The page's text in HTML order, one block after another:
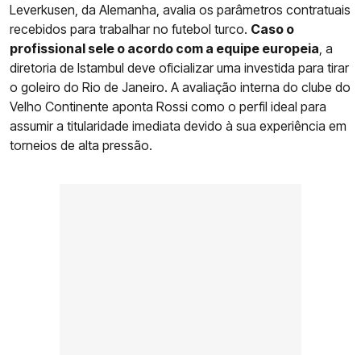
Leverkusen, da Alemanha, avalia os parâmetros contratuais
recebidos para trabalhar no futebol turco. Caso o
profissional sele o acordo com a equipe europeia, a
diretoria de Istambul deve oficializar uma investida para tirar
o goleiro do Rio de Janeiro. A avaliação interna do clube do
Velho Continente aponta Rossi como o perfil ideal para
assumir a titularidade imediata devido à sua experiência em
torneios de alta pressão.